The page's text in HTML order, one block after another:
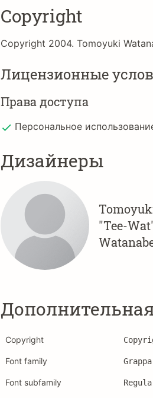
Copyright
Copyright 2004. Tomoyuki
Лицензионные
Права доступа
Персональное
Дизайнеры
"Tee-
Copyright
Font family Grappa
Font subfamily